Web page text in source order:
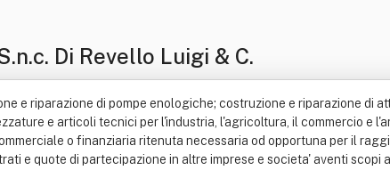
Di Revello Luigi & C.
e riparazione di pompe enologiche; costruzione e riparazione di
e articoli tecnici per l'industria, l'agricoltura, il commercio e
o finanziaria ritenuta necessaria od opportuna per il
e quote di partecipazione in altre imprese e societa' aventi